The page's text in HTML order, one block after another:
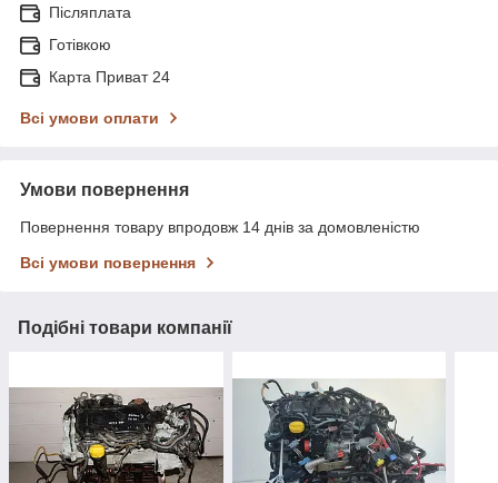
Післяплата
Готівкою
Карта Приват 24
Всі умови оплати
Умови повернення
Повернення товару впродовж 14 днів за домовленістю
Всі умови повернення
Подібні товари компанії